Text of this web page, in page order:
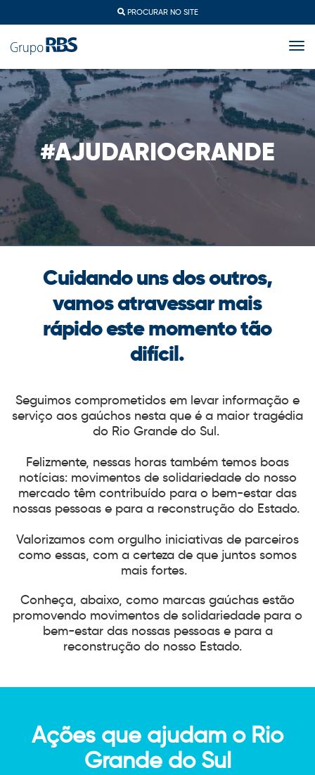
PROCURAR NO SITE
#AJUDARIOGRANDE
Cuidando uns dos outros,
vamos atravessar mais
rápido este momento tão
difícil.
Seguimos comprometidos em levar informação e
serviço aos gaúchos nesta que é a maior tragédia
do Rio Grande do Sul.
Felizmente, nessas horas também temos boas
notícias: movimentos de solidariedade do nosso
mercado têm contribuído para o bem-estar das
nossas pessoas e para a reconstrução do Estado.
Valorizamos com orgulho iniciativas de parceiros
como essas, com a certeza de que juntos somos
mais fortes.
Conheça, abaixo, como marcas gaúchas estão
promovendo movimentos de solidariedade para o
bem-estar das nossas pessoas e para a
reconstrução do nosso Estado.
Ações que ajudam o Rio
Grande do Sul